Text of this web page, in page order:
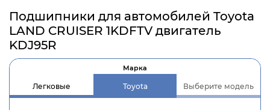
Подшипники для автомобилей Toyota
LAND CRUISER 1KDFTV двигатель
KDJ95R
Легковые
Марка
Toyota Выберите модель